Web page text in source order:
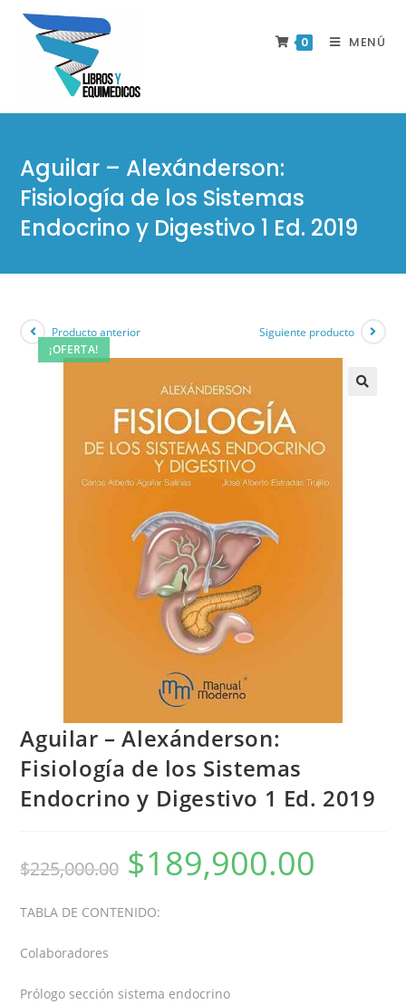
0 MENÚ
Aguilar – Alexánderson:
Fisiología de los Sistemas
Endocrino y Digestivo 1 Ed. 2019
¡OFERTA!
Producto anterior Siguiente producto
Aguilar – Alexánderson:
Fisiología de los Sistemas
Endocrino y Digestivo 1 Ed. 2019
$225,000.00 $189,900.00
TABLA DE CONTENIDO:
Colaboradores
Prólogo sección sistema endocrino